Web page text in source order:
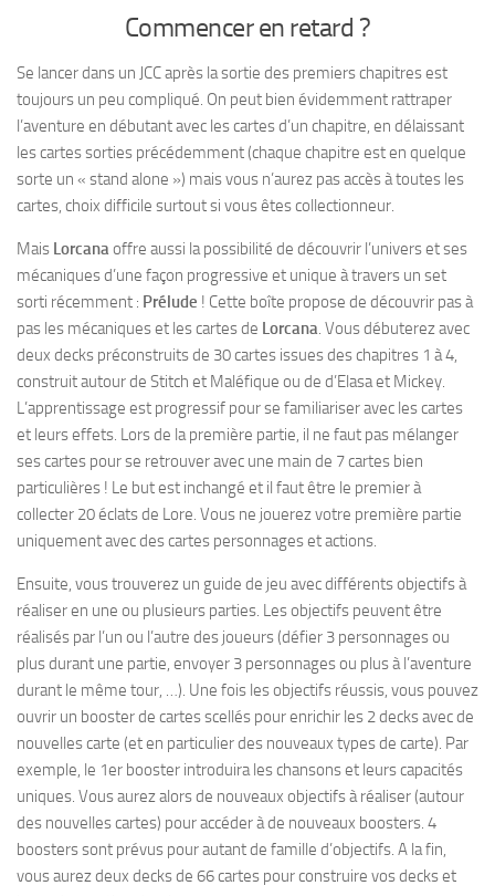
Commencer en retard ?
Se lancer dans un JCC après la sortie des premiers chapitres est
toujours un peu compliqué. On peut bien évidemment rattraper
l’aventure en débutant avec les cartes d’un chapitre, en délaissant
les cartes sorties précédemment (chaque chapitre est en quelque
sorte un « stand alone ») mais vous n’aurez pas accès à toutes les
cartes, choix difficile surtout si vous êtes collectionneur.
Mais Lorcanaoffre aussi la possibilité de découvrir l’univers et ses
mécaniques d’une façon progressive et unique à travers un set
sorti récemment : Prélude ! Cette boîte propose de découvrir pas à
pas les mécaniques et les cartes de Lorcana. Vous débuterez avec
deux decks préconstruits de 30 cartes issues des chapitres 1 à 4,
construit autour de Stitch et Maléfique ou de d’Elasa et Mickey.
L’apprentissage est progressif pour se familiariser avec les cartes
et leurs effets. Lors de la première partie, il ne faut pas mélanger
ses cartes pour se retrouver avec une main de 7 cartes bien
particulières ! Le but est inchangé et il faut être le premier à
collecter 20 éclats de Lore. Vous ne jouerez votre première partie
uniquement avec des cartes personnages et actions.
Ensuite, vous trouverez un guide de jeu avec différents objectifs à
réaliser en une ou plusieurs parties. Les objectifs peuvent être
réalisés par l’un ou l’autre des joueurs (défier 3 personnages ou
plus durant une partie, envoyer 3 personnages ou plus à l’aventure
durant le même tour, …). Une fois les objectifs réussis, vous pouvez
ouvrir un booster de cartes scellés pour enrichir les 2 decks avec de
nouvelles carte (et en particulier des nouveaux types de carte). Par
exemple, le 1er booster introduira les chansons et leurs capacités
uniques. Vous aurez alors de nouveaux objectifs à réaliser (autour
des nouvelles cartes) pour accéder à de nouveaux boosters. 4
boosters sont prévus pour autant de famille d’objectifs. A la fin,
vous aurez deux decks de 66 cartes pour construire vos decks et